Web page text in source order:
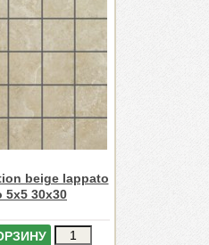
beige lappato
5x5 30x30